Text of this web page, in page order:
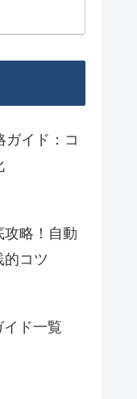
ガイド：コ
攻略！自動
的コツ
ド一覧